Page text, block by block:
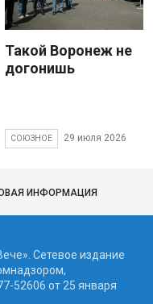
Такой Воронеж не
догонишь
СОЮЗНОЕ 29 июля 2026
ИНФОРМАЦИЯ
Сетевое издание
52606 от 25 января